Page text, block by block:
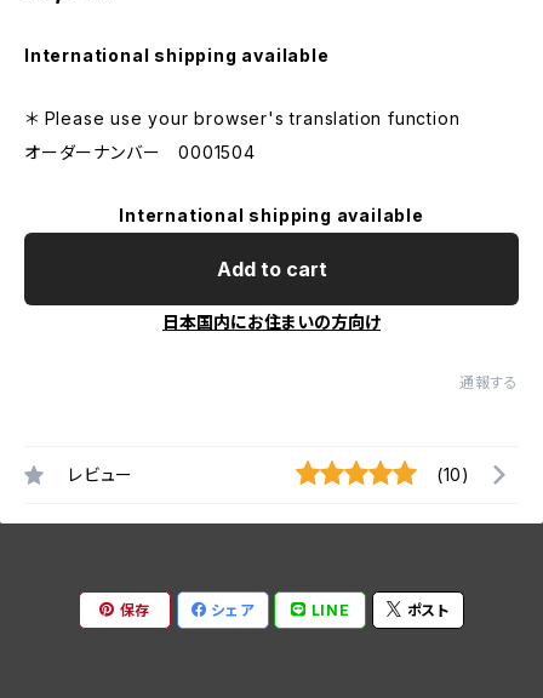
International shipping available
＊ Please use your browser's translation function
オーダーナンバー 0001504
International shipping available
Add to cart
日本国内にお住まいの方向け
通報する
レビュー (10)
保存 シェア LINE ポスト